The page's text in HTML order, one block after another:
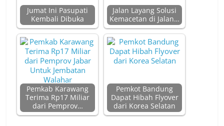
Jumat Ini Pasupati
Kembali Dibuka
Jalan Layang Solusi
Kemacetan di Jalan…
Pemkab Karawang
Terima Rp17 Miliar
dari Pemprov…
Pemkot Bandung
Dapat Hibah Flyover
dari Korea Selatan